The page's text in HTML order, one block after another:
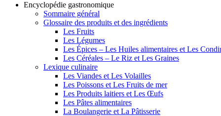
Encyclopédie gastronomique
Sommaire général
Glossaire des produits et des ingrédients
Les Fruits
Les Légumes
Les Épices – Les Huiles alimentaires et Les
Les Céréales – Le Riz et Les Graines
Lexique culinaire
Les Viandes et Les Volailles
Les Poissons et Les Fruits de mer
Les Produits laitiers et Les Œufs
Les Pâtes alimentaires
La Boulangerie et La Pâtisserie